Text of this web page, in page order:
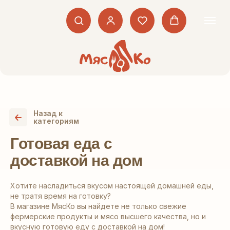
Готовая еда с
доставкой на дом
Назад к
категориям
Хотите насладиться вкусом настоящей домашней еды,
не тратя время на готовку?
В магазине МясКо вы найдете не только свежие
фермерские продукты и мясо высшего качества, но и
вкусную готовую еду с доставкой на дом!